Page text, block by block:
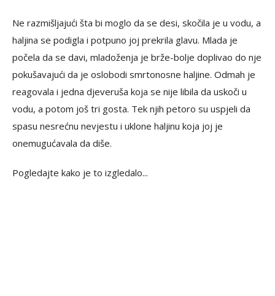
Ne razmišljajući šta bi moglo da se desi, skočila je u vodu, a
haljina se podigla i potpuno joj prekrila glavu. Mlada je
počela da se davi, mladoženja je brže-bolje doplivao do nje
pokušavajući da je oslobodi smrtonosne haljine. Odmah je
reagovala i jedna djeveruša koja se nije libila da uskoči u
vodu, a potom još tri gosta. Tek njih petoro su uspjeli da
spasu nesrećnu nevjestu i uklone haljinu koja joj je
onemugućavala da diše.
Pogledajte kako je to izgledalo...